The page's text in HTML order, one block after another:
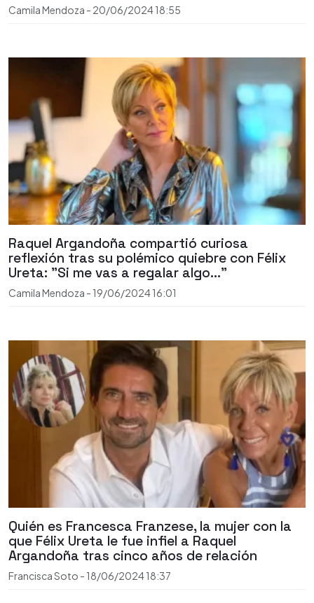
Camila Mendoza - 20/06/202418:55
Raquel Argandoña compartió curiosa
reflexión tras su polémico quiebre con Félix
Ureta: "Si me vas a regalar algo..."
Camila Mendoza - 19/06/202416:01
Quién es Francesca Franzese, la mujer con la
que Félix Ureta le fue infiel a Raquel
Argandoña tras cinco años de relación
Francisca Soto - 18/06/202418:37